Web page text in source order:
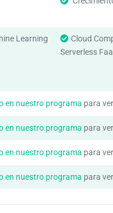
Learning
Cloud
Serverless
en nuestro programa para
en nuestro programa para
en nuestro programa para
en nuestro programa para